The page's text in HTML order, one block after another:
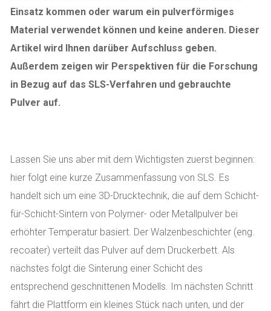
Einsatz kommen oder warum ein pulverförmiges
Material verwendet können und keine anderen. Dieser
Artikel wird Ihnen darüber Aufschluss geben.
Außerdem zeigen wir Perspektiven für die Forschung
in Bezug auf das SLS-Verfahren und gebrauchte
Pulver auf.
Lassen Sie uns aber mit dem Wichtigsten zuerst beginnen:
hier folgt eine kurze Zusammenfassung von SLS. Es
handelt sich um eine 3D-Drucktechnik, die auf dem Schicht-
für-Schicht-Sintern von Polymer- oder Metallpulver bei
erhöhter Temperatur basiert. Der Walzenbeschichter (eng.
recoater) verteilt das Pulver auf dem Druckerbett. Als
nächstes folgt die Sinterung einer Schicht des
entsprechend geschnittenen Modells. Im nächsten Schritt
fährt die Plattform ein kleines Stück nach unten, und der